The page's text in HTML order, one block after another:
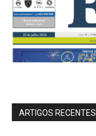
ARTIGOS RECENTES